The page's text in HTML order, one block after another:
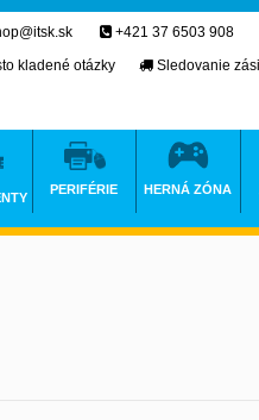
+421 37 6503 908
kladené otázky
Sledovanie
PERIFÉRIE HERNÁ ZÓNA